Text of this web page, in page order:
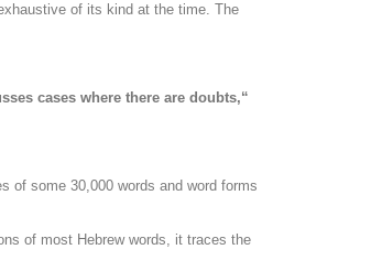
of its kind at the time. The
cases where there are doubts,
of some 30,000 words and word forms
of most Hebrew words, it traces the